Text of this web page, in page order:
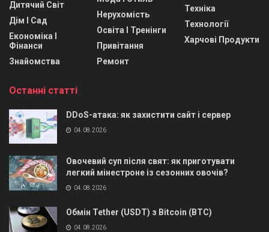
Дитячий Світ
Дім І Сад
Економіка І
Фінанси
Знайомства
Нерухомість
Освіта І Тренінги
Привітання
Ремонт
Техніка
Технології
Харчові Продукти
Останні статті
DDoS-атака: як захистити сайт і сервер
04.08.2026
Овочевий суп після свят: як приготувати
легкий мінестроне із сезонних овочів?
04.08.2026
Обмін Tether (USDT) з Bitcoin (BTC)
04.08.2026